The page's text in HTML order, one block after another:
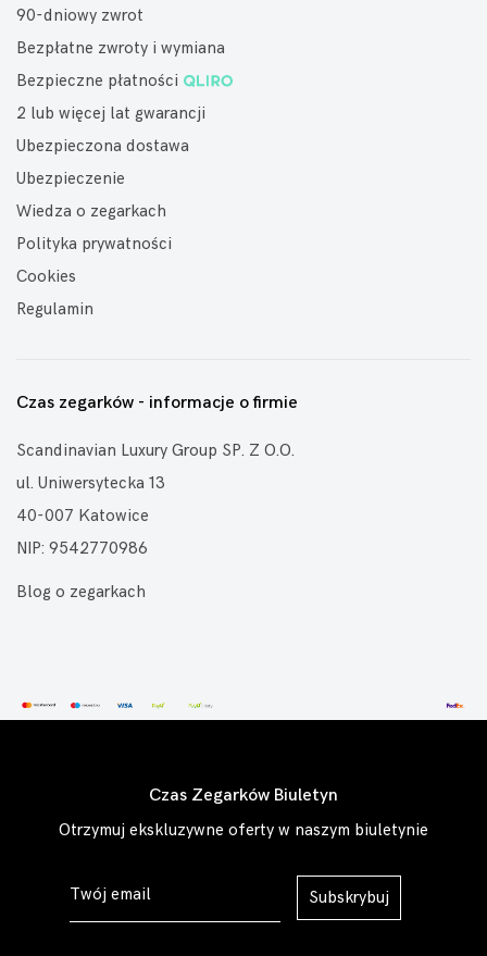
90-dniowy zwrot
Bezpłatne zwroty i wymiana
Bezpieczne płatności
2 lub więcej lat gwarancji
Ubezpieczona dostawa
Ubezpieczenie
Wiedza o zegarkach
Polityka prywatności
Cookies
Regulamin
Czas zegarków - informacje o firmie
Scandinavian Luxury Group SP. Z O.O.
ul. Uniwersytecka 13
40-007 Katowice
NIP: 9542770986
Blog o zegarkach
Czas Zegarków Biuletyn
Otrzymuj ekskluzywne oferty w naszym biuletynie
Subskrybuj